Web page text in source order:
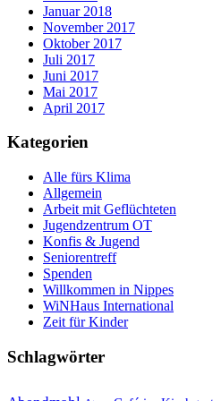
Januar 2018
November 2017
Oktober 2017
Juli 2017
Juni 2017
Mai 2017
April 2017
Kategorien
Alle fürs Klima
Allgemein
Arbeit mit Geflüchteten
Jugendzentrum OT
Konfis & Jugend
Seniorentreff
Spenden
Willkommen in Nippes
WiNHaus International
Zeit für Kinder
Schlagwörter